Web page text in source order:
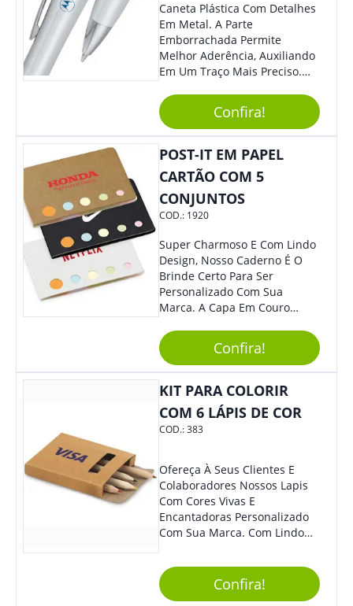
Caneta Plástica Com Detalhes
Em Metal. A Parte
Emborrachada Permite
Melhor Aderência, Auxiliando
Em Um Traço Mais Preciso.
Todo Tipo De Evento E
Público.
Confira!
POST-IT EM PAPEL
CARTÃO COM 5
CONJUNTOS
COD.: 1920
Super Charmoso E Com Lindo
Design, Nosso Caderno É O
Brinde Certo Para Ser
Personalizado Com Sua
Marca. A Capa Em Couro
Elástico Permite Maior
Segurança Ao Carregá-Lo.
Ofereça A Seus Clientes E
Colaboradores, Sem Dúvidas
Eles Irão Adorar.
Confira!
KIT PARA COLORIR
COM 6 LÁPIS DE COR
COD.:383
Ofereça À Seus Clientes E
Colaboradores Nossos Lapis
Com Cores Vivas E
Encantadoras Personalizado
Com Sua Marca. Com Lindo
Para Diversas Ocasiões.
Perfeito, Não É?!
Confira!